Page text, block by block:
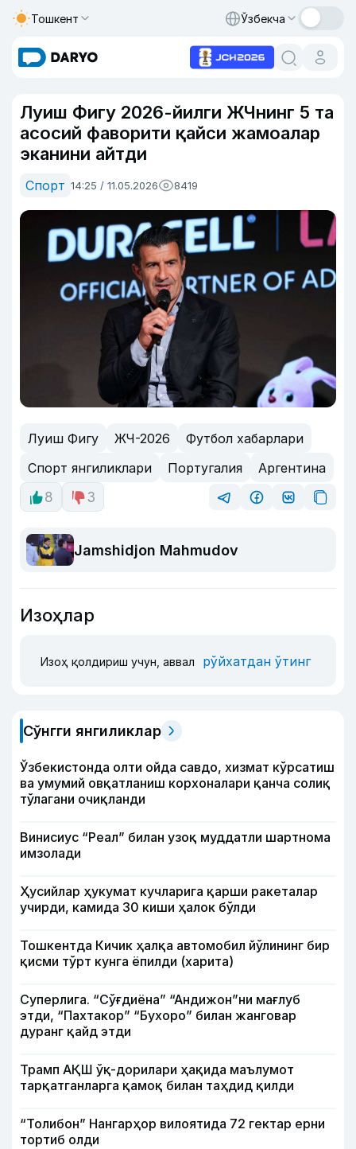
Тошкент Ўзбекча
Луиш Фигу 2026-йилги ЖЧнинг 5 та
асосий фаворити қайси жамоалар
эканини айтди
Спорт 14:25 / 11.05.2026 8419
Луиш Фигу ЖЧ-2026
Футбол хабарлари
Спорт янгиликлари
Португалия
Аргентина
8
3
Jamshidjon Mahmudov
Изоҳлар
Изоҳ қолдириш учун, аввал рўйхатдан ўтинг
Сўнгги янгиликлар
Ўзбекистонда олти ойда савдо, хизмат кўрсатиш
ва умумий овқатланиш корхоналари қанча солиқ
тўлагани очиқланди
Винисиус “Реал” билан узоқ муддатли шартнома
имзолади
Ҳусийлар ҳукумат кучларига қарши ракеталар
учирди, камида 30 киши ҳалок бўлди
Тошкентда Кичик ҳалқа автомобил йўлининг бир
қисми тўрт кунга ёпилди (харита)
Суперлига. “Сўғдиёна” “Андижон”ни мағлуб
этди, “Пахтакор” “Бухоро” билан жанговар
дуранг қайд этди
Трамп АҚШ ўқ-дорилари ҳақида маълумот
тарқатганларга қамоқ билан таҳдид қилди
“Толибон” Нангарҳор вилоятида 72 гектар ерни
тортиб олди